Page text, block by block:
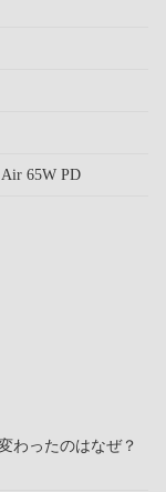
65W PD
ったのはなぜ？